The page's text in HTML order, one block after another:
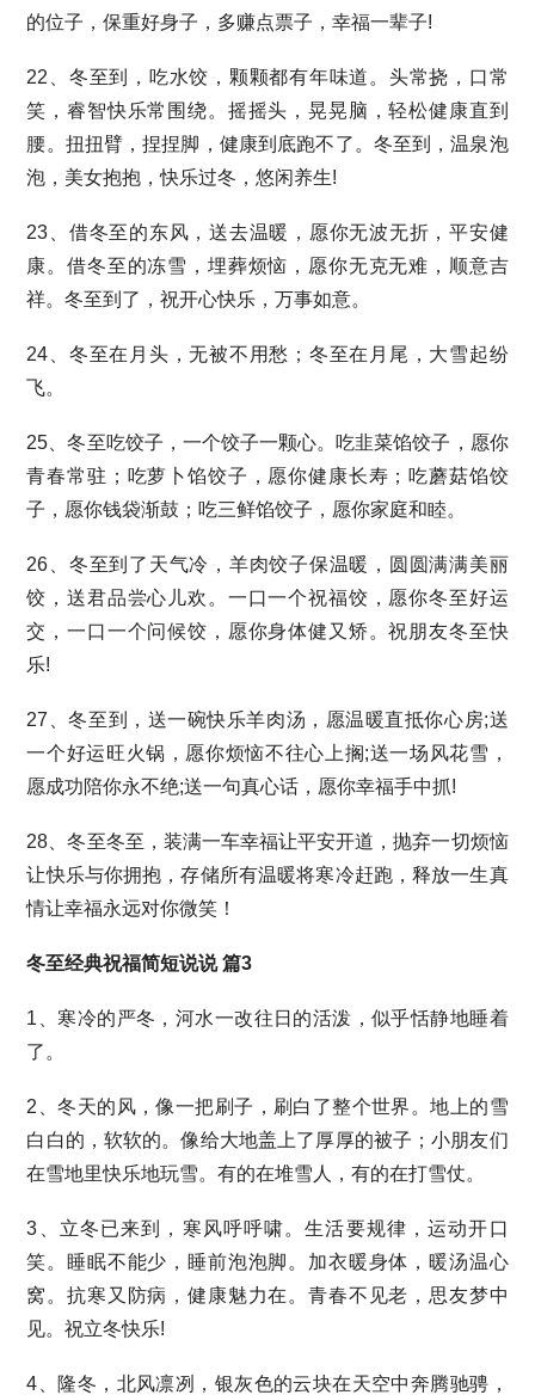
的位子，保重好身子，多赚点票子，幸福一辈子!
22、冬至到，吃水饺，颗颗都有年味道。头常挠，口常
笑，睿智快乐常围绕。摇摇头，晃晃脑，轻松健康直到
腰。扭扭臂，捏捏脚，健康到底跑不了。冬至到，温泉泡
泡，美女抱抱，快乐过冬，悠闲养生!
23、借冬至的东风，送去温暖，愿你无波无折，平安健
康。借冬至的冻雪，埋葬烦恼，愿你无克无难，顺意吉
祥。冬至到了，祝开心快乐，万事如意。
24、冬至在月头，无被不用愁；冬至在月尾，大雪起纷
飞。
25、冬至吃饺子，一个饺子一颗心。吃韭菜馅饺子，愿你
青春常驻；吃萝卜馅饺子，愿你健康长寿；吃蘑菇馅饺
子，愿你钱袋渐鼓；吃三鲜馅饺子，愿你家庭和睦。
26、冬至到了天气冷，羊肉饺子保温暖，圆圆满满美丽
饺，送君品尝心儿欢。一口一个祝福饺，愿你冬至好运
交，一口一个问候饺，愿你身体健又矫。祝朋友冬至快
乐!
27、冬至到，送一碗快乐羊肉汤，愿温暖直抵你心房;送
一个好运旺火锅，愿你烦恼不往心上搁;送一场风花雪，
愿成功陪你永不绝;送一句真心话，愿你幸福手中抓!
28、冬至冬至，装满一车幸福让平安开道，抛弃一切烦恼
让快乐与你拥抱，存储所有温暖将寒冷赶跑，释放一生真
情让幸福永远对你微笑！
冬至经典祝福简短说说 篇3
1、寒冷的严冬，河水一改往日的活泼，似乎恬静地睡着
了。
2、冬天的风，像一把刷子，刷白了整个世界。地上的雪
白白的，软软的。像给大地盖上了厚厚的被子；小朋友们
在雪地里快乐地玩雪。有的在堆雪人，有的在打雪仗。
3、立冬已来到，寒风呼呼啸。生活要规律，运动开口
笑。睡眠不能少，睡前泡泡脚。加衣暖身体，暖汤温心
窝。抗寒又防病，健康魅力在。青春不见老，思友梦中
见。祝立冬快乐!
4、隆冬，北风凛冽，银灰色的云块在天空中奔腾驰骋，